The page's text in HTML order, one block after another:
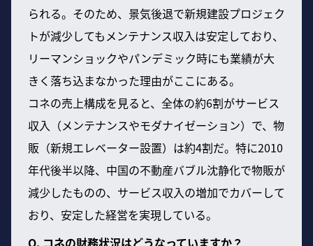
られる。そのため、景気後退で新規建設プロジェク
トが減少してもメンテナンス収入は安定しており、
リーマンショックやパンデミック時にも業績が大
きく落ち込まなかった理由がここにある。
コネの売上構成を見ると、全体の約6割がサービス
収入（メンテナンスやモダナイゼーション）で、物
販（新規エレベーター設置）は約4割だ。特に2010
年代後半以降、中国の不動産バブル沈静化で物販が
減少したものの、サービス収入の増加でカバーして
おり、安定した経営を実現している。
Q. コネの財務状況はどうなっていますか？